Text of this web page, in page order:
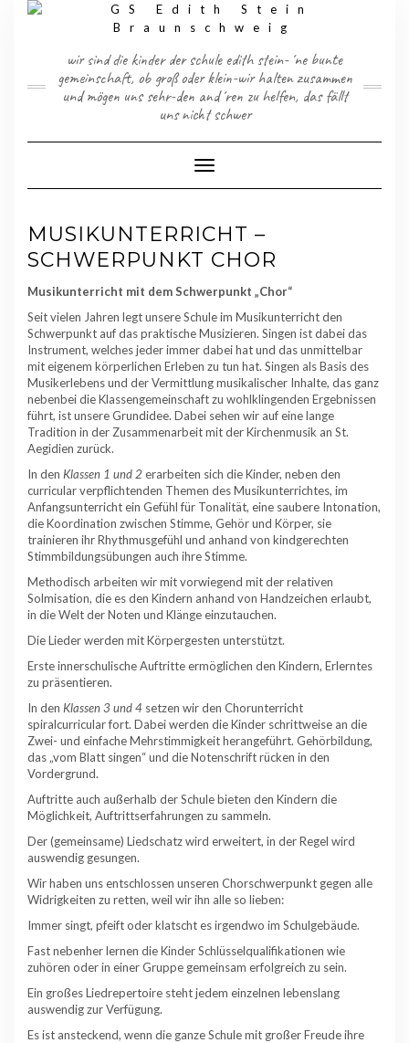
wir sind die kinder der schule edith stein-´ne bunte
gemeinschaft, ob groß oder klein-wir halten zusammen
und mögen uns sehr-den and´ren zu helfen, das fällt
uns nicht schwer
Toggle Navigation
MUSIKUNTERRICHT –
SCHWERPUNKT CHOR
Musikunterricht mit dem Schwerpunkt „Chor“
Seit vielen Jahren legt unsere Schule im Musikunterricht den
Schwerpunkt auf das praktische Musizieren. Singen ist dabei das
Instrument, welches jeder immer dabei hat und das unmittelbar
mit eigenem körperlichen Erleben zu tun hat. Singen als Basis des
Musikerlebens und der Vermittlung musikalischer Inhalte, das ganz
nebenbei die Klassengemeinschaft zu wohlklingenden Ergebnissen
führt, ist unsere Grundidee. Dabei sehen wir auf eine lange
Tradition in der Zusammenarbeit mit der Kirchenmusik an St.
Aegidien zurück.
In den Klassen 1 und 2 erarbeiten sich die Kinder, neben den
curricular verpflichtenden Themen des Musikunterrichtes, im
Anfangsunterricht ein Gefühl für Tonalität, eine saubere Intonation,
die Koordination zwischen Stimme, Gehör und Körper, sie
trainieren ihr Rhythmusgefühl und anhand von kindgerechten
Stimmbildungsübungen auch ihre Stimme.
Methodisch arbeiten wir mit vorwiegend mit der relativen
Solmisation, die es den Kindern anhand von Handzeichen erlaubt,
in die Welt der Noten und Klänge einzutauchen.
Die Lieder werden mit Körpergesten unterstützt.
Erste innerschulische Auftritte ermöglichen den Kindern, Erlerntes
zu präsentieren.
In den Klassen 3 und 4 setzen wir den Chorunterricht
spiralcurricular fort. Dabei werden die Kinder schrittweise an die
Zwei- und einfache Mehrstimmigkeit herangeführt. Gehörbildung,
das „vom Blatt singen“ und die Notenschrift rücken in den
Vordergrund.
Auftritte auch außerhalb der Schule bieten den Kindern die
Möglichkeit, Auftrittserfahrungen zu sammeln.
Der (gemeinsame) Liedschatz wird erweitert, in der Regel wird
auswendig gesungen.
Wir haben uns entschlossen unseren Chorschwerpunkt gegen alle
Widrigkeiten zu retten, weil wir ihn alle so lieben:
Immer singt, pfeift oder klatscht es irgendwo im Schulgebäude.
Fast nebenher lernen die Kinder Schlüsselqualifikationen wie
zuhören oder in einer Gruppe gemeinsam erfolgreich zu sein.
Ein großes Liedrepertoire steht jedem einzelnen lebenslang
auswendig zur Verfügung.
Es ist ansteckend, wenn die ganze Schule mit großer Freude ihre